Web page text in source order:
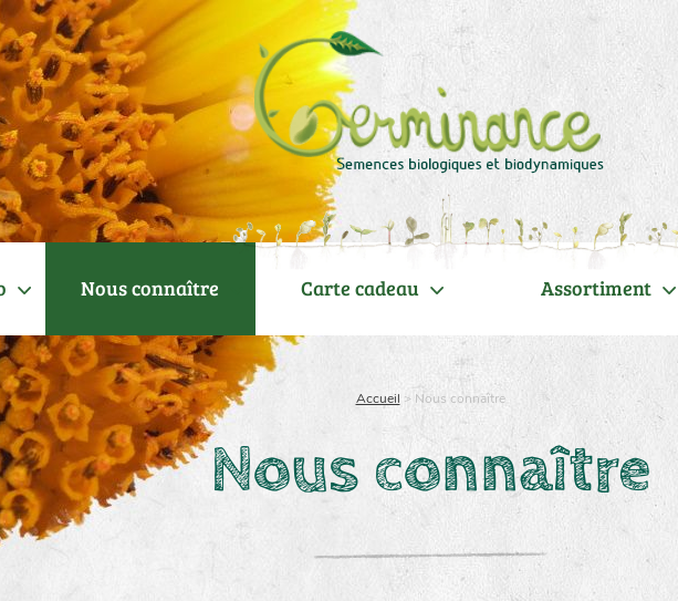
Nous connaître Carte cadeau Assortiment
Accueil > Nous connaître
Nous connaître